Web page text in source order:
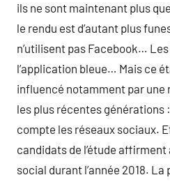
ils ne sont maintenant plus
le rendu est d’autant plus
n’utilisent pas Facebook…
l’application bleue… Mais ce
influencé notamment par une
les plus récentes générations
compte les réseaux sociaux.
candidats de l’étude
social durant l’année 2018.